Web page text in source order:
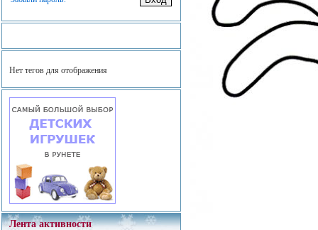
Нет тегов для отображения
Лента активности